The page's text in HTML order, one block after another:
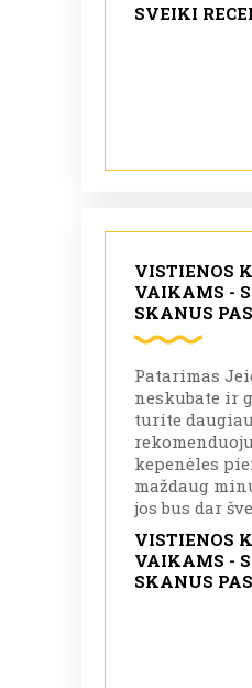
SVEIKI
VISTIENOS
VAIKAMS -
SKANUS
Patarimas
neskubate ir
turite
kepenėles
maždaug
jos bus dar
VISTIENOS
VAIKAMS -
SKANUS